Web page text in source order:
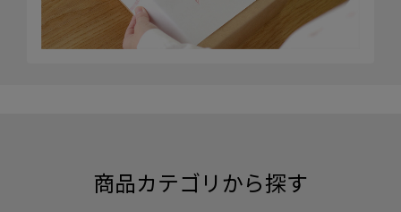
商品カテゴリから探す